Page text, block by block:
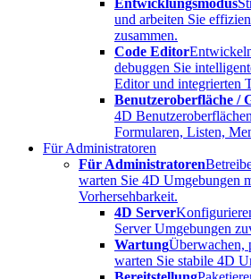
Entwicklungsmodus
und arbeiten Sie
zusammen.
Code Editor
debuggen Sie
Editor und integrierten
Benutzeroberfläche /
4D
Formularen, Listen,
Für Administratoren
Für Administratoren
warten Sie 4D Umgebungen
Vorhersehbarkeit.
4D Server
Server Umgebungen
WartungÜberwachen,
warten Sie stabile 4D